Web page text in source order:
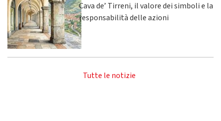
Cava de’ Tirreni, il valore dei simboli e la
responsabilità delle azioni
Tutte le notizie